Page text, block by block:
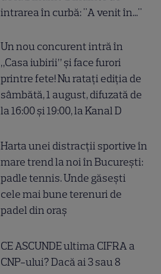
intrarea în curbă: "A venit în..."
Un nou concurent intră în
„Casa iubirii” și face furori
printre fete! Nu ratați ediția de
sâmbătă, 1 august, difuzată de
la 16:00 și 19:00, la Kanal D
Harta unei distracții sportive în
mare trend la noi în București:
padle tennis. Unde găsești
cele mai bune terenuri de
padel din oraș
CE ASCUNDE ultima CIFRA a
CNP-ului? Dacă ai 3 sau 8